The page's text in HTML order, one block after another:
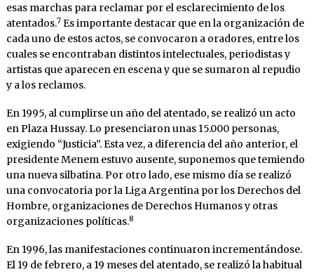
esas marchas para reclamar por el esclarecimiento de los
atentados.7 Es importante destacar que en la organización de
cada uno de estos actos, se convocaron a oradores, entre los
cuales se encontraban distintos intelectuales, periodistas y
artistas que aparecen en escena y que se sumaron al repudio
y a los reclamos.
En 1995, al cumplirse un año del atentado, se realizó un acto
en Plaza Hussay. Lo presenciaron unas 15.000 personas,
exigiendo “Justicia”. Esta vez, a diferencia del año anterior, el
presidente Menem estuvo ausente, suponemos que temiendo
una nueva silbatina. Por otro lado, ese mismo día se realizó
una convocatoria por la Liga Argentina por los Derechos del
Hombre, organizaciones de Derechos Humanos y otras
organizaciones políticas.8
En 1996, las manifestaciones continuaron incrementándose.
El 19 de febrero, a 19 meses del atentado, se realizó la habitual